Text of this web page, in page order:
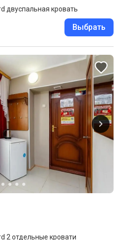
двуспальная кровать
Выбрать
2 отдельные кровати